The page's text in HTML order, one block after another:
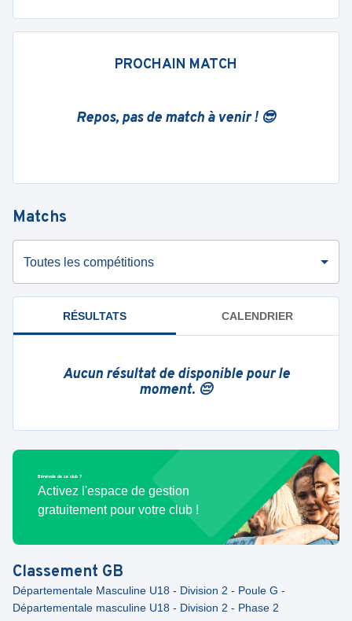
PROCHAIN MATCH
Repos, pas de match à venir ! 😎
Matchs
Toutes les compétitions
RÉSULTATS CALENDRIER
Aucun résultat de disponible pour le
moment. 😔
Bénévole de ce club ?
Activez l'espace de gestion
gratuitement pour votre club !
Classement GB
Départementale Masculine U18 - Division 2 - Poule G -
Départementale masculine U18 - Division 2 - Phase 2